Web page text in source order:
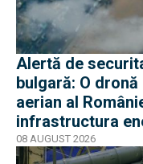
Alertă de
bulgară: O
aerian al
infrastructura
08 AUGUST 2026